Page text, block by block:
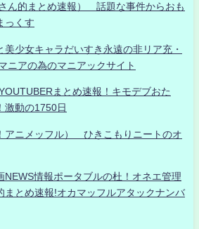
ん的まとめ速報） 話題な事件からおも
っくす
美少女キャラだいすき永遠の非リア充・
ニアの為のマニアックサイト
まとめ速報！キモデブおた
激動の1750日
アニメッフル） ひきこもりニートのオ
NEWS情報ポータブルの杜！オネエ管理
まとめ速報!オカマッフルアタックナンバ